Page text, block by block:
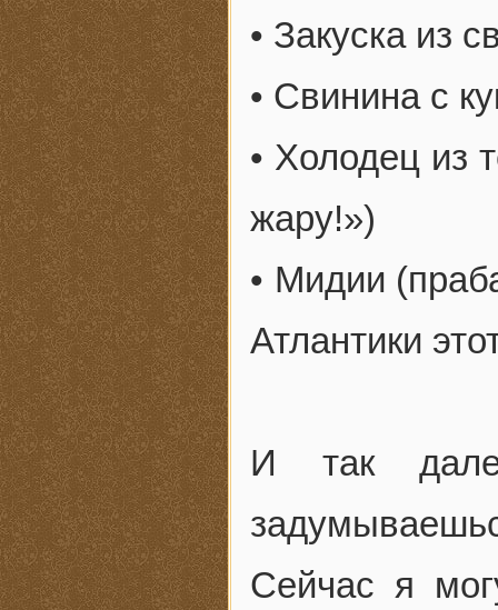
• Закуска из
• Свинина с
• Холодец из
жару!»)
• Мидии
Атлантики
И так
Сейчас я